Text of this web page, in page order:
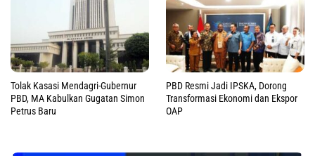
Tolak Kasasi Mendagri-Gubernur
PBD, MA Kabulkan Gugatan Simon
Petrus Baru
PBD Resmi Jadi IPSKA, Dorong
Transformasi Ekonomi dan Ekspor
OAP